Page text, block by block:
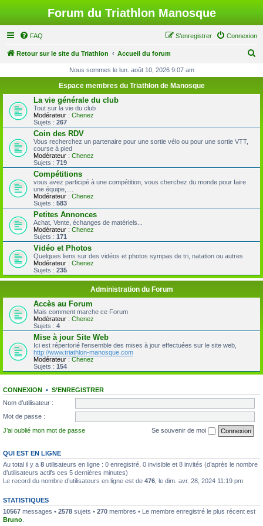
Forum du Triathlon Manosque
FAQ Connexion
S’enregistrer
Retour sur le site du Triathlon Accueil du forum
h
Nous sommes le lun. août 10, 2026 9:07 am
Espace membres du Triathlon de Manosque
La vie générale du club
Tout sur la vie du club
Modérateur : Chenez
Sujets : 267
Coin des RDV
Vous recherchez un partenaire pour une sortie vélo ou pour une sortie VTT,
course à pied
Modérateur : Chenez
Sujets : 719
Compétitions
vous avez participé à une compétition, vous cherchez du monde pour faire
une équipe,....
Modérateur : Chenez
Sujets : 583
Petites Annonces
Achat, Vente, échanges de matériels...
Modérateur : Chenez
Sujets : 171
Vidéo et Photos
Quelques liens sur des vidéos et photos sympas de tri, natation ou autres
Modérateur : Chenez
Sujets : 235
Administration du Forum
Accès au Forum
Mais comment marche ce Forum
Modérateur : Chenez
Sujets : 4
Mise à jour Site Web
Ici est répertorié l'ensemble des mises à jour effectuées sur le site web,
http://www.triathlon-manosque.com
Modérateur : Chenez
Sujets : 154
CONNEXION • S’ENREGISTRER
Nom d’utilisateur :
Mot de passe :
J’ai oublié mon mot de passe
Se souvenir de moi
QUI EST EN LIGNE
Au total il y a 8 utilisateurs en ligne : 0 enregistré, 0 invisible et 8 invités (d’après le nombre
d’utilisateurs actifs ces 5 dernières minutes)
Le record du nombre d’utilisateurs en ligne est de 476 , le dim. avr. 28, 2024 11:19 pm
STATISTIQUES
10567 messages • 2578 sujets • 270 membres • Le membre enregistré le plus récent est
Bruno